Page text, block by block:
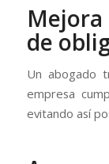
de
Un abogado
empresa
evitando así